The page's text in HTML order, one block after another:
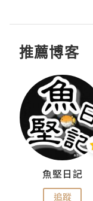
推薦博客
魚堅日記
追蹤